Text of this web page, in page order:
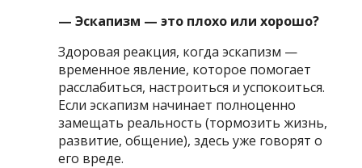
— Эскапизм — это плохо или хорошо?
Здоровая реакция, когда эскапизм —
временное явление, которое помогает
расслабиться, настроиться и успокоиться.
Если эскапизм начинает полноценно
замещать реальность (тормозить жизнь,
развитие, общение), здесь уже говорят о
его вреде.